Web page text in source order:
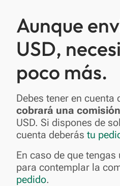
Aunque
USD,
poco más.
Debes tener en cuenta
cobrará una comisión
USD. Si dispones de
cuenta deberás tu
En caso de que
para contemplar la
pedido.